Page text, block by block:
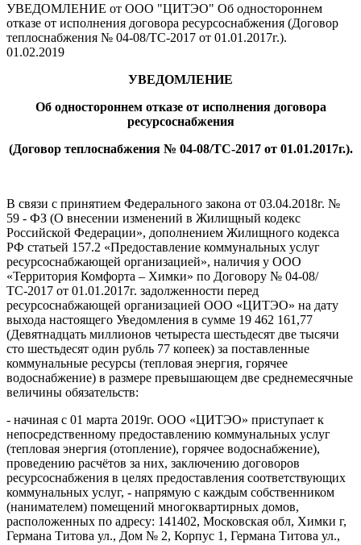
УВЕДОМЛЕНИЕ от ООО "ЦИТЭО" Об одностороннем
отказе от исполнения договора ресурсоснабжения (Договор
теплоснабжения № 04-08/ТС-2017 от 01.01.2017г.).
01.02.2019
УВЕДОМЛЕНИЕ
Об одностороннем отказе от исполнения договора
ресурсоснабжения
(Договор теплоснабжения № 04-08/ТС-2017 от 01.01.2017г.).
В связи с принятием Федерального закона от 03.04.2018г. №
59 - ФЗ (О внесении изменений в Жилищный кодекс
Российской Федерации», дополнением Жилищного кодекса
РФ статьей 157.2 «Предоставление коммунальных услуг
ресурсоснабжающей организацией», наличия у ООО
«Территория Комфорта – Химки» по Договору № 04-08/
ТС-2017 от 01.01.2017г. задолженности перед
ресурсоснабжающей организацией ООО «ЦИТЭО» на дату
выхода настоящего Уведомления в сумме 19 462 161,77
(Девятнадцать миллионов четыреста шестьдесят две тысячи
сто шестьдесят один рубль 77 копеек) за поставленные
коммунальные ресурсы (тепловая энергия, горячее
водоснабжение) в размере превышающем две среднемесячные
величины обязательств:
- начиная с 01 марта 2019г. ООО «ЦИТЭО» приступает к
непосредственному предоставлению коммунальных услуг
(тепловая энергия (отопление), горячее водоснабжение),
проведению расчётов за них, заключению договоров
ресурсоснабжения в целях предоставления соответствующих
коммунальных услуг, - напрямую с каждым собственником
(нанимателем) помещений многоквартирных домов,
расположенных по адресу: 141402, Московская обл, Химки г,
Германа Титова ул., Дом № 2, Корпус 1, Германа Титова ул.,